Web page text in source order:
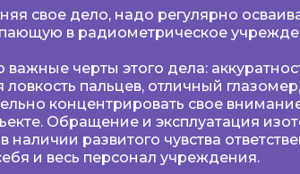
свое дело, надо регулярно
в радиометрическое
черты этого дела:
ловкость пальцев, отличный глазомер,
концентрировать свое
Обращение и эксплуатация
наличии развитого чувства
и весь персонал учреждения.